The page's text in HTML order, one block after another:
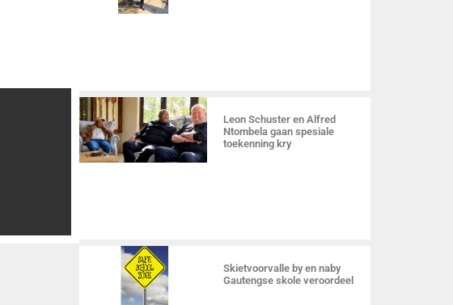
Leon Schuster en Alfred
Ntombela gaan spesiale
toekenning kry
Skietvoorvalle by en naby
Gautengse skole veroordeel